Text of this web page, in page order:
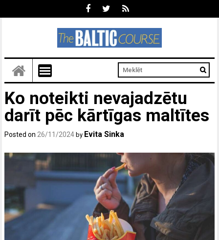
Ko noteikti nevajadzētu
darīt pēc kārtīgas maltītes
Posted on 26/11/2024 by Evita Sinka